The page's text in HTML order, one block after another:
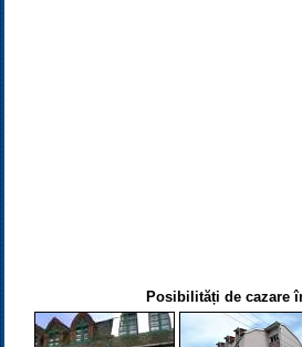
Posibilități de cazare